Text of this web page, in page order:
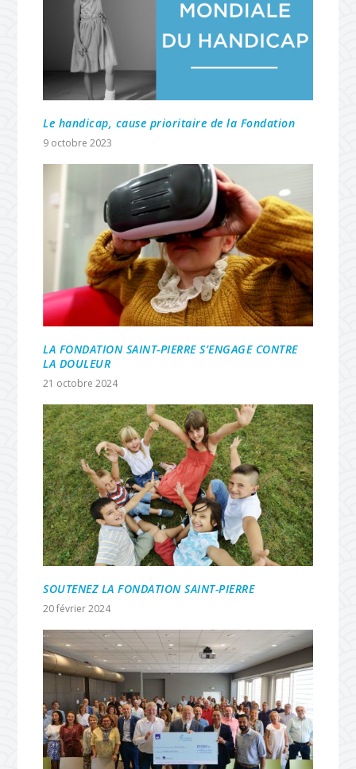
Le handicap, cause prioritaire de la Fondation
9 octobre 2023
LA FONDATION SAINT-PIERRE S’ENGAGE CONTRE
LA DOULEUR
21 octobre 2024
SOUTENEZ LA FONDATION SAINT-PIERRE
20 février 2024